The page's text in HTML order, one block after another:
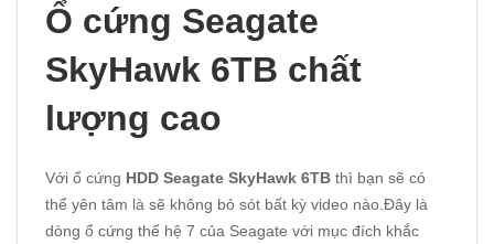
Ổ cứng Seagate
SkyHawk 6TB chất
lượng cao
Với ổ cứng HDD Seagate SkyHawk 6TB thì bạn sẽ có
thể yên tâm là sẽ không bỏ sót bất kỳ video nào.Đây là
dòng ổ cứng thế hệ 7 của Seagate với mục đích khắc